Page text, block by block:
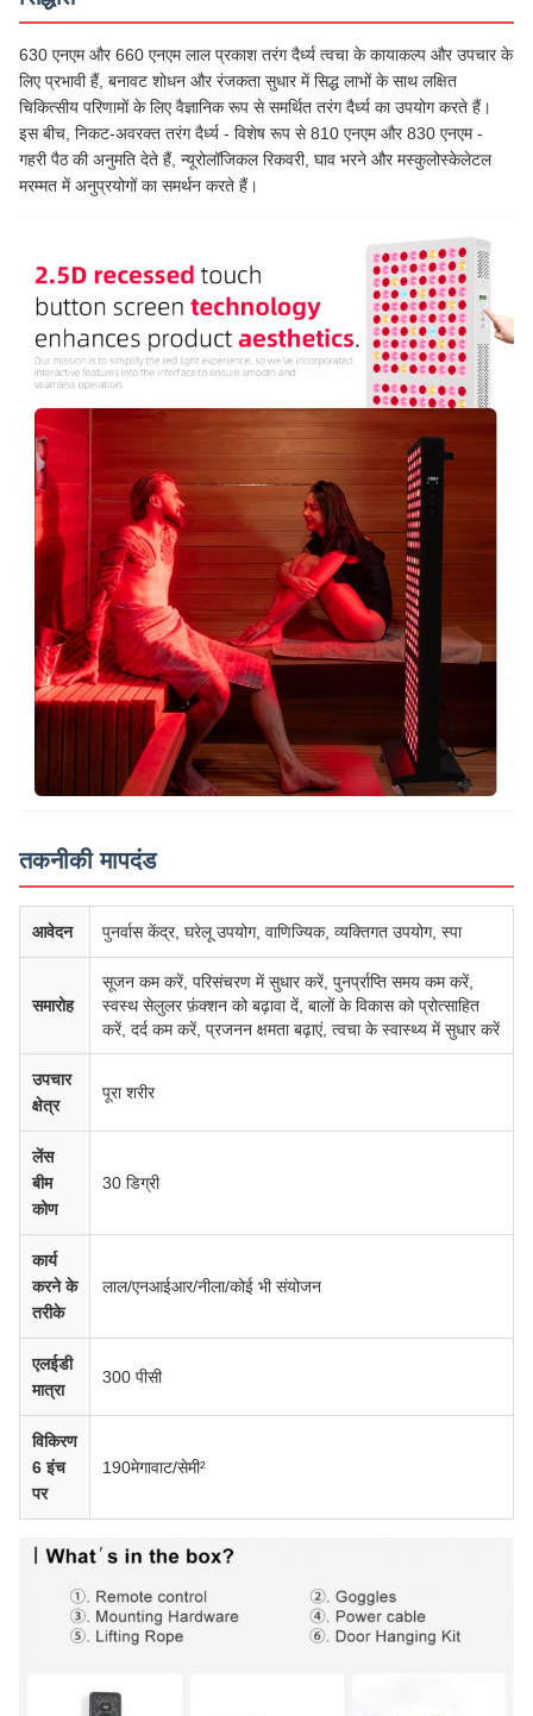
630 एनएम और 660 एनएम लाल प्रकाश तरंग दैर्ध्य त्वचा के कायाकल्प और उपचार के
लिए प्रभावी हैं, बनावट शोधन और रंजकता सुधार में सिद्ध लाभों के साथ लक्षित
चिकित्सीय परिणामों के लिए वैज्ञानिक रूप से समर्थित तरंग दैर्ध्य का उपयोग करते हैं।
इस बीच, निकट-अवरक्त तरंग दैर्ध्य - विशेष रूप से 810 एनएम और 830 एनएम -
गहरी पैठ की अनुमति देते हैं, न्यूरोलॉजिकल रिकवरी, घाव भरने और मस्कुलोस्केलेटल
मरम्मत में अनुप्रयोगों का समर्थन करते हैं।
तकनीकी मापदंड
आवेदन पुनर्वास केंद्र, घरेलू उपयोग, वाणिज्यिक, व्यक्तिगत उपयोग, स्पा
समारोह
सूजन कम करें, परिसंचरण में सुधार करें, पुनर्प्राप्ति समय कम करें,
स्वस्थ सेलुलर फ़ंक्शन को बढ़ावा दें, बालों के विकास को प्रोत्साहित
करें, दर्द कम करें, प्रजनन क्षमता बढ़ाएं, त्वचा के स्वास्थ्य में सुधार करें
उपचार
क्षेत्र
पूरा शरीर
लेंस
बीम
कोण
30 डिग्री
कार्य
करने के
तरीके
लाल/एनआईआर/नीला/कोई भी संयोजन
एलईडी
मात्रा
300 पीसी
विकिरण
6 इंच
पर
190मेगावाट/सेमी²